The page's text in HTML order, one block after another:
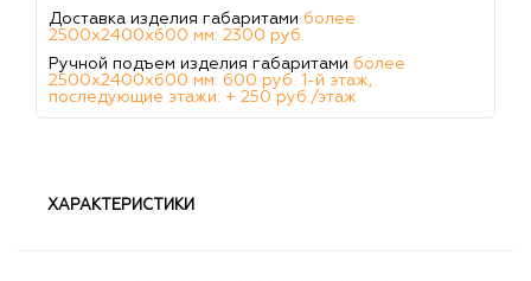
Доставка изделия габаритами более
2500х2400х600 мм: 2300 руб.
Ручной подъем изделия габаритами более
2500х2400х600 мм: 600 руб. 1-й этаж,
последующие этажи: + 250 руб./этаж
ХАРАКТЕРИСТИКИ